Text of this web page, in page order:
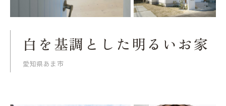
白を基調とした明るいお家
愛知県あま市